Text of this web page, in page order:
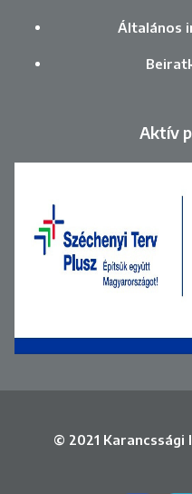
Általános
Aktív
© 2021 Karancssági